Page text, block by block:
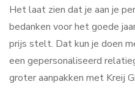
Het laat zien dat je aan je
bedanken voor het goede
prijs stelt. Dat kun je doen
een gepersonaliseerd
groter aanpakken met Kreij